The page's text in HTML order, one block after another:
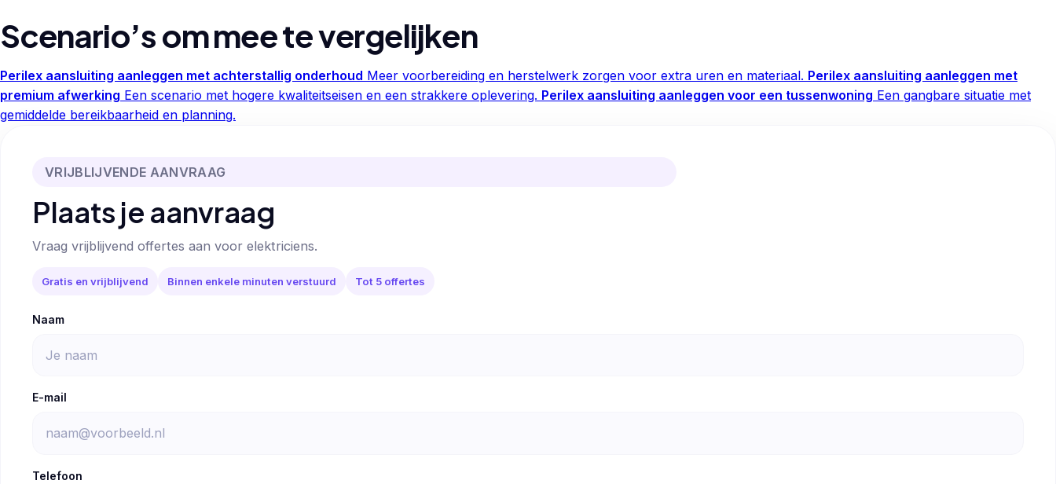
Scenario’s om mee te vergelijken
Perilex aansluiting aanleggen met achterstallig onderhoud Meer voorbereiding en herstelwerk zorgen voor extra uren en materiaal. Perilex aansluiting aanleggen met
premium afwerking Een scenario met hogere kwaliteitseisen en een strakkere oplevering. Perilex aansluiting aanleggen voor een tussenwoning Een gangbare situatie met
gemiddelde bereikbaarheid en planning.
VRIJBLIJVENDE AANVRAAG
Plaats je aanvraag
Vraag vrijblijvend offertes aan voor elektriciens.
Gratis en vrijblijvend Binnen enkele minuten verstuurd Tot 5 offertes
Naam
E-mail
Telefoon